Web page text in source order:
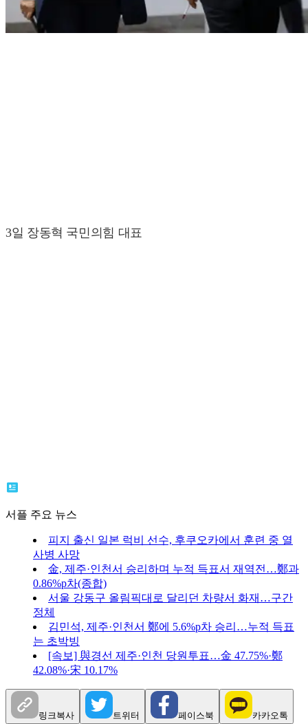
3일 장동혁 국민의힘 대표
서플 주요 뉴스
피지 출신 일본 럭비 선수, 후쿠오카에서 훈련 중 열
사병 사망
金, 제주·인천서 승리하며 누적 득표서 재역전…鄭과
0.86%p차(종합)
서울 강동구 올림픽대로 달리던 차량서 화재…구간
정체
김민석, 제주·인천서 鄭에 5.6%p차 승리…누적 득표
는 초박빙
[속보] 與경선 제주·인천 당원투표…金 47.75%·鄭
42.08%·宋 10.17%
링크복사 트위터 페이스북 카카오톡